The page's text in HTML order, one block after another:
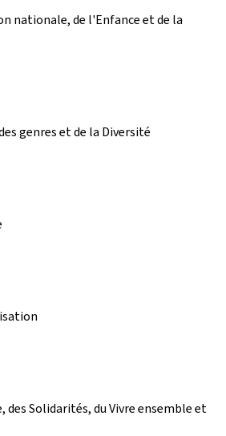
nationale, de l'Enfance et de la
genres et de la Diversité
des Solidarités, du Vivre ensemble et